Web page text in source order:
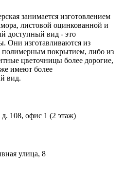
занимается изготовлением
листовой оцинкованной и
доступный вид - это
Они изготавливаются из
полимерным покрытием, либо из
цветочницы более дорогие,
имеют более
вид.
д. 108, офис 1 (2 этаж)
улица, 8